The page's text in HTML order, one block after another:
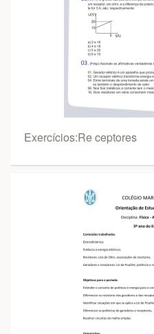
Exercícios:Re ceptores